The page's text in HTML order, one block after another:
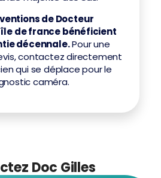
de Docteur
de france bénéficient
décennale.Pour une
contactez directement
qui se déplace pour le
caméra.
Doc Gilles